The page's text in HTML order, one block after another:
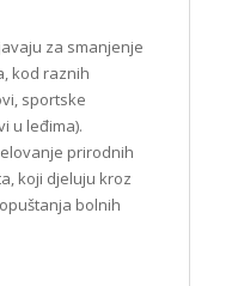
za smanjenje
kod raznih
sportske
u leđima).
prirodnih
koji djeluju kroz
bolnih